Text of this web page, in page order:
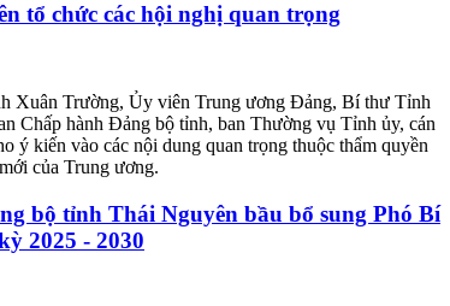
tổ chức các hội nghị quan trọng
Xuân Trường, Ủy viên Trung ương Đảng, Bí thư Tỉnh
Chấp hành Đảng bộ tỉnh, ban Thường vụ Tỉnh ủy, cán
ý kiến vào các nội dung quan trọng thuộc thẩm quyền
của Trung ương.
bộ tỉnh Thái Nguyên bầu bổ sung Phó Bí
2025 - 2030